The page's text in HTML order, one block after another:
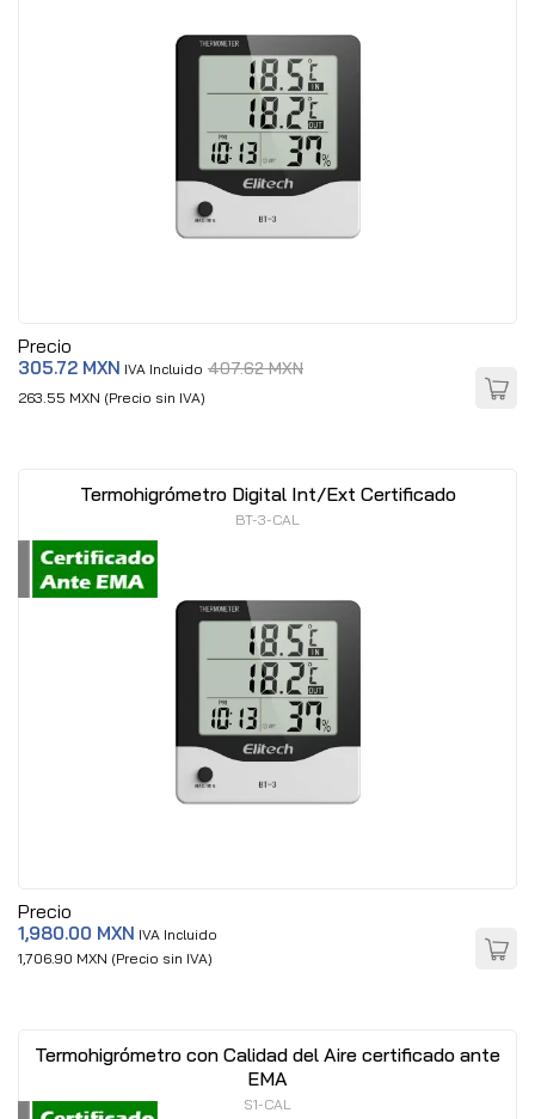
Precio
305.72 MXN IVA Incluido 407.62 MXN
263.55 MXN (Precio sin IVA)
Termohigrómetro Digital Int/Ext Certificado
BT-3-CAL
Precio
1,980.00 MXN IVA Incluido
1,706.90 MXN (Precio sin IVA)
Termohigrómetro con Calidad del Aire certificado ante
EMA
S1-CAL